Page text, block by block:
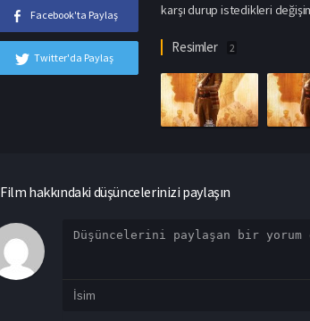
Facebook'ta Paylaş
Twitter'da Paylaş
karşı durup istedikleri
Resimler 2
Film hakkındaki düşüncelerinizi paylaşın